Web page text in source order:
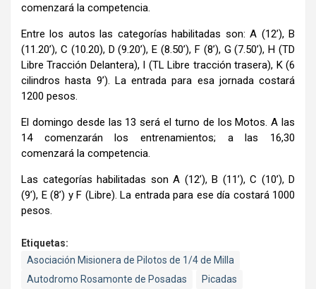
comenzará la competencia.
Entre los autos las categorías habilitadas son: A (12’), B
(11.20’), C (10.20), D (9.20’), E (8.50’), F (8’), G (7.50’), H (TD
Libre Tracción Delantera), I (TL Libre tracción trasera), K (6
cilindros hasta 9’). La entrada para esa jornada costará
1200 pesos.
El domingo desde las 13 será el turno de los Motos. A las
14 comenzarán los entrenamientos; a las 16,30
comenzará la competencia.
Las categorías habilitadas son A (12’), B (11’), C (10’), D
(9’), E (8’) y F (Libre). La entrada para ese día costará 1000
pesos.
Etiquetas:
Asociación Misionera de Pilotos de 1/4 de Milla
Autodromo Rosamonte de Posadas
Picadas